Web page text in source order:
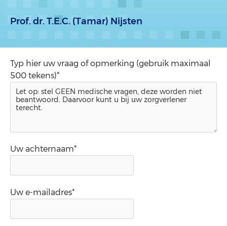
Prof. dr. T.E.C. (Tamar) Nijsten
Typ hier uw vraag of opmerking (gebruik maximaal
500 tekens)*
Uw achternaam*
Uw e-mailadres*